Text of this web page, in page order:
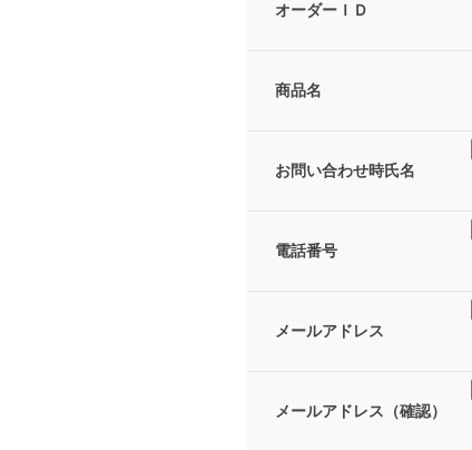
オーダーＩＤ
商品名
お問い合わせ時氏名
電話番号
メールアドレス
メールアドレス（確認）